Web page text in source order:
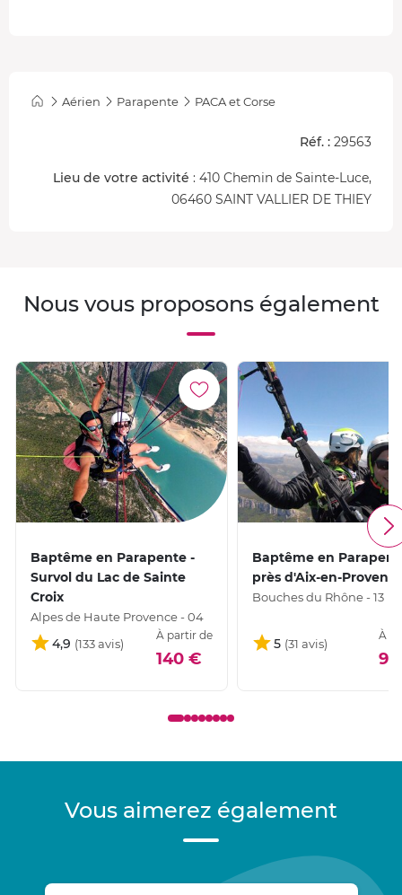
Aérien Parapente PACA et Corse
Réf. : 29563
Lieu de votre activité : 410 Chemin de Sainte-Luce,
06460 SAINT VALLIER DE THIEY
Nous vous proposons également
Baptême en Parapente -
Survol du Lac de Sainte
Croix
Alpes de Haute Provence - 04
4,9
À partir de
140 €
Baptême en
près d'Aix-en-
Bouches du Rhône - 13
5
À
Vous aimerez également